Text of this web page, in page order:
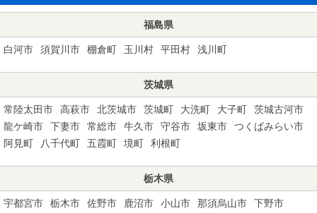
福島県
白河市 須賀川市 棚倉町 玉川村 平田村 浅川町
茨城県
常陸太田市 高萩市 北茨城市 茨城町 大洗町 大子町
茨城古河市
龍ケ崎市
下妻市 常総市 牛久市 守谷市 坂東市
つくばみらい市
阿見町
八千代町 五霞町 境町 利根町
栃木県
宇都宮市 栃木市 佐野市 鹿沼市 小山市 那須烏山市
下野市